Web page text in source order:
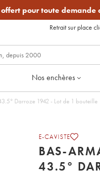
pour toute demande
Retrait sur place
Nos enchères
Bas-Armagnac Le Luxe Gascon 43.5° Darroze 1942 - Lot de 1 bouteille
E-CAVISTE
BAS-